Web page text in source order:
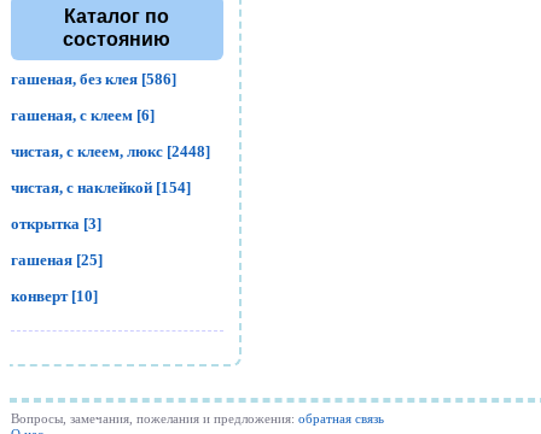
Каталог по
состоянию
гашеная, без клея [586]
гашеная, с клеем [6]
чистая, с клеем, люкс [2448]
чистая, с наклейкой [154]
открытка [3]
гашеная [25]
конверт [10]
Вопросы, замечания, пожелания и предложения: обратная связь